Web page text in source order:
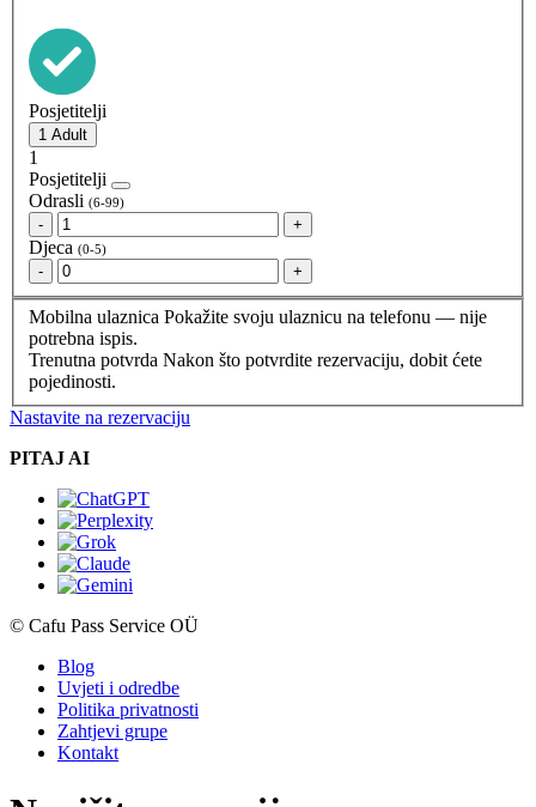
Posjetitelji
1
Posjetitelji
Odrasli (6-99)
- +
Djeca (0-5)
- +
Mobilna ulaznica Pokažite svoju ulaznicu na telefonu — nije
potrebna ispis.
Trenutna potvrda Nakon što potvrdite rezervaciju, dobit ćete
pojedinosti.
Nastavite na rezervaciju
PITAJ AI
© Cafu Pass Service OÜ
Blog
Uvjeti i odredbe
Politika privatnosti
Zahtjevi grupe
Kontakt